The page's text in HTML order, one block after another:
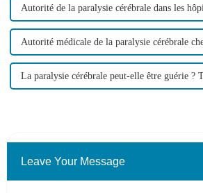
Autorité de la paralysie cérébrale dans les
Autorité médicale de la paralysie cérébrale
La paralysie cérébrale peut-elle être guérie ?
Leave Your Message